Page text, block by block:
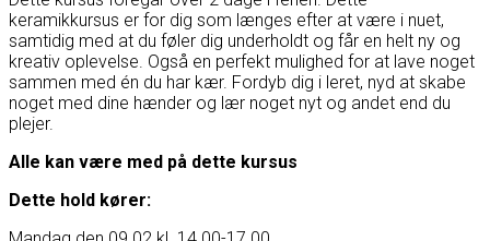
keramikkursus er for dig som længes efter at være i nuet,
samtidig med at du føler dig underholdt og får en helt ny og
kreativ oplevelse. Også en perfekt mulighed for at lave noget
sammen med én du har kær. Fordyb dig i leret, nyd at skabe
noget med dine hænder og lær noget nyt og andet end du
plejer.
Alle kan være med på dette kursus
Dette hold kører: